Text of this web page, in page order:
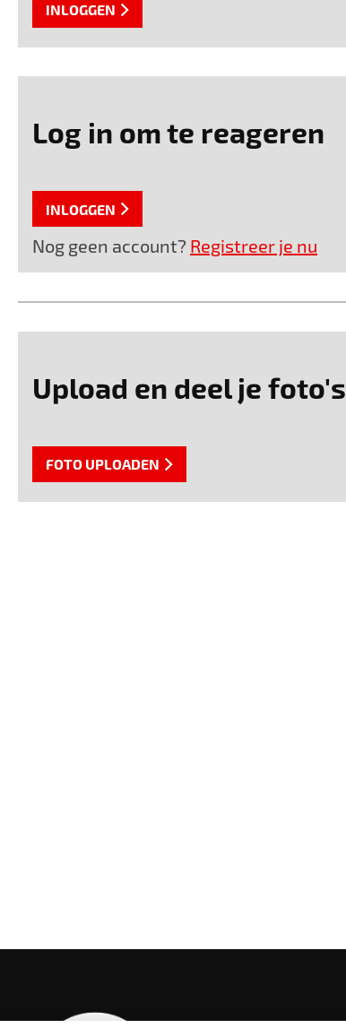
INLOGGEN
Log in om te reageren
INLOGGEN
Nog geen account? Registreer je nu
Upload en deel je foto's
FOTO UPLOADEN